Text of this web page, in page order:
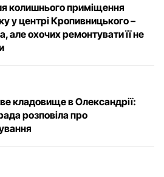
колишнього приміщення
у центрі Кропивницького –
але охочих ремонтувати її не
кладовище в Олександрії:
розповіла про